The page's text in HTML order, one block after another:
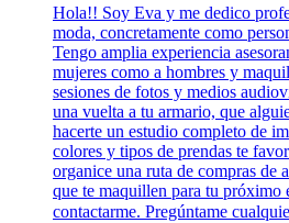
Hola!! Soy Eva y me dedico
moda, concretamente como
Tengo amplia experiencia
mujeres como a hombres y
sesiones de fotos y medios
una vuelta a tu armario, que
hacerte un estudio completo de
colores y tipos de prendas te
organice una ruta de compras de
que te maquillen para tu próximo
contactarme. Pregúntame